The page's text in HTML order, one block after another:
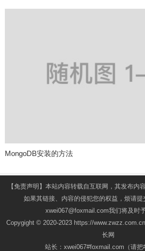
MongoDB安装的方法
【免责声明】本站内容转载自互联网，其发布内
如果其链接、内容的侵犯您的权益，烦请提
xwei067@foxmail.com我们将及时予
Copygight © 2020-2023 https://
长网
站长：xwei067#foxmail.com（请把